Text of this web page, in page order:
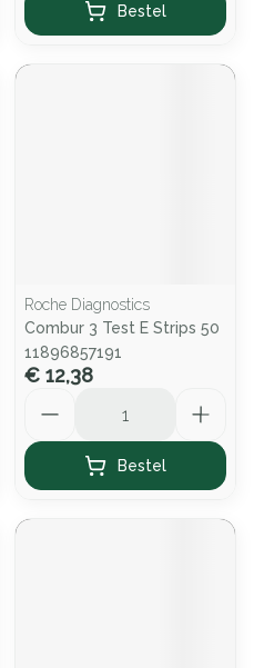
Bestel
Roche Diagnostics
Combur 3 Test E Strips 50
11896857191
€ 12,38
Bestel